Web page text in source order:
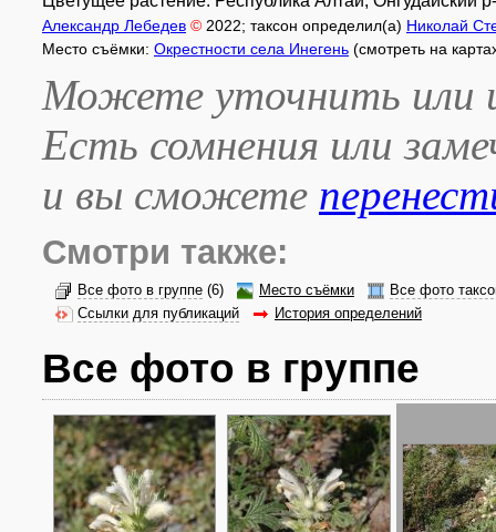
Александр Лебедев © 2022; таксон определил(а) Николай
Место съёмки: Окрестности села Инегень (смотреть на
Можете уточнить или
Есть сомнения или
и вы сможете
Смотри также:
Все фото в группе (6) Место съёмки
Все фото
Ссылки для публикаций
История определений
Все фото в группе